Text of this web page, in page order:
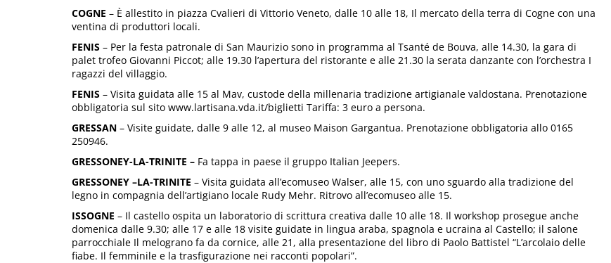
COGNE – È allestito in piazza Cvalieri di Vittorio Veneto, dalle 10 alle 18, Il mercato della terra di Cogne con una
ventina di produttori locali.
FENIS – Per la festa patronale di San Maurizio sono in programma al Tsanté de Bouva, alle 14.30, la gara di
palet trofeo Giovanni Piccot; alle 19.30 l’apertura del ristorante e alle 21.30 la serata danzante con l’orchestra I
ragazzi del villaggio.
FENIS – Visita guidata alle 15 al Mav, custode della millenaria tradizione artigianale valdostana. Prenotazione
obbligatoria sul sito www.lartisana.vda.it/biglietti Tariffa: 3 euro a persona.
GRESSAN – Visite guidate, dalle 9 alle 12, al museo Maison Gargantua. Prenotazione obbligatoria allo 0165
250946.
GRESSONEY-LA-TRINITE – Fa tappa in paese il gruppo Italian Jeepers.
GRESSONEY –LA-TRINITE – Visita guidata all’ecomuseo Walser, alle 15, con uno sguardo alla tradizione del
legno in compagnia dell’artigiano locale Rudy Mehr. Ritrovo all’ecomuseo alle 15.
ISSOGNE – Il castello ospita un laboratorio di scrittura creativa dalle 10 alle 18. Il workshop prosegue anche
domenica dalle 9.30; alle 17 e alle 18 visite guidate in lingua araba, spagnola e ucraina al Castello; il salone
parrocchiale Il melograno fa da cornice, alle 21, alla presentazione del libro di Paolo Battistel “L’arcolaio delle
fiabe. Il femminile e la trasfigurazione nei racconti popolari”.